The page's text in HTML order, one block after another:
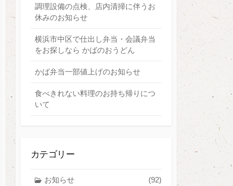
調理設備の点検、店内清掃に伴うお
休みのお知らせ
横浜市中区で仕出し弁当・会議弁当
をお探しなら かばのおうどん
かば弁当一部値上げのお知らせ
食べきれない料理のお持ち帰りにつ
いて
カテゴリー
お知らせ (92)